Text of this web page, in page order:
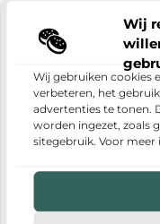
Wij
Wij gebruiken cookies
verbeteren, het
advertenties te tonen.
worden ingezet, zoals
sitegebruik. Voor
Warmtepomp